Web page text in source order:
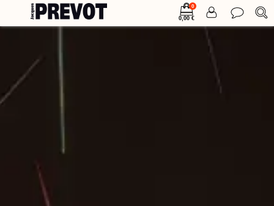
0
0,00 €